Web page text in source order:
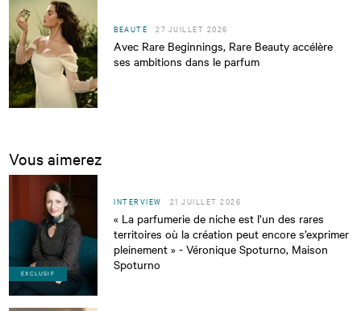
BEAUTÉ 27 JUILLET 2026
Avec Rare Beginnings, Rare Beauty accélère
ses ambitions dans le parfum
Vous aimerez
EXCLUSIF
INTERVIEW 21 JUILLET 2026
« La parfumerie de niche est l’un des rares
territoires où la création peut encore s’exprimer
pleinement » - Véronique Spoturno, Maison
Spoturno